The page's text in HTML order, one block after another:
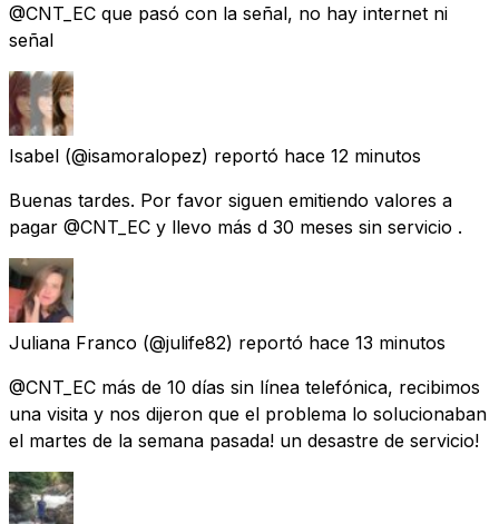
@CNT_EC que pasó con la señal, no hay internet ni
señal
Isabel (@isamoralopez) reportó hace 12 minutos
Buenas tardes. Por favor siguen emitiendo valores a
pagar @CNT_EC y llevo más d 30 meses sin servicio .
Juliana Franco (@julife82) reportó hace 13 minutos
@CNT_EC más de 10 días sin línea telefónica, recibimos
una visita y nos dijeron que el problema lo solucionaban
el martes de la semana pasada! un desastre de servicio!